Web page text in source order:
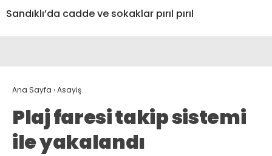
Sandıklı’da cadde ve sokaklar pırıl pırıl
Ana Sayfa ›Asayiş
Plaj faresi takip sistemi
ile yakalandı